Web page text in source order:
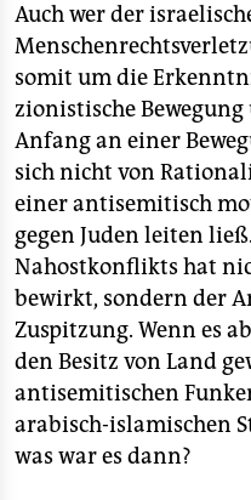
Auch wer der
somit um die
zionistische
Anfang an einer
sich nicht von
einer antisemitisch
gegen Juden leiten
Nahostkonflikts hat
bewirkt, sondern der
Zuspitzung. Wenn es
den Besitz von Land
antisemitischen
arabisch-islamischen
was war es dann?